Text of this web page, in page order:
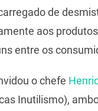
de
aos
entre os
o chefe
Inutilismo),